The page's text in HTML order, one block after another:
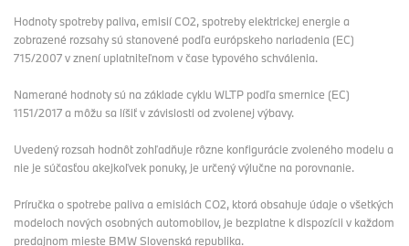
Hodnoty spotreby paliva, emisií CO2, spotreby elektrickej energie a
zobrazené rozsahy sú stanovené podľa európskeho nariadenia (EC)
715/2007 v znení uplatniteľnom v čase typového schválenia.
Namerané hodnoty sú na základe cyklu WLTP podľa smernice (EC)
1151/2017 a môžu sa líšiť v závislosti od zvolenej výbavy.
Uvedený rozsah hodnôt zohľadňuje rôzne konfigurácie zvoleného modelu a
nie je súčasťou akejkoľvek ponuky, je určený výlučne na porovnanie.
Príručka o spotrebe paliva a emisiách CO2, ktorá obsahuje údaje o všetkých
modeloch nových osobných automobilov, je bezplatne k dispozícii v každom
predajnom mieste BMW Slovenská republika.